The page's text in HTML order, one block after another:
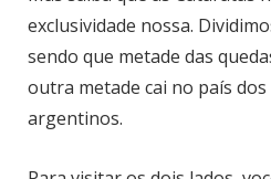
exclusividade nossa.
sendo que metade das
outra metade cai no país
argentinos.